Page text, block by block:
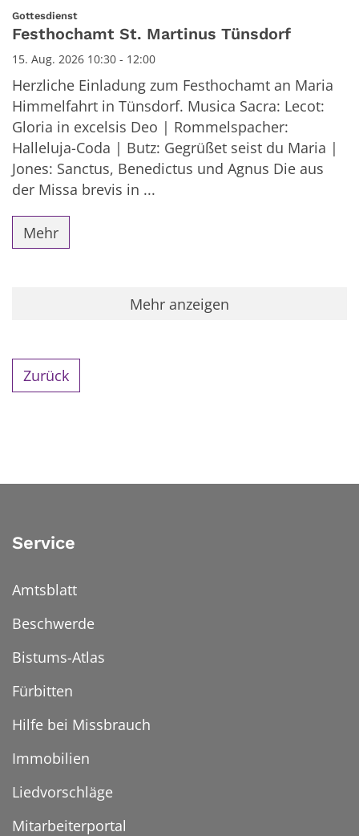
Datum: 15. August 2026
Gottesdienst:
Festhochamt St. Martinus Tünsdorf
15. Aug. 2026 10:30 - 12:00
Herzliche Einladung zum Festhochamt an Maria
Himmelfahrt in Tünsdorf. Musica Sacra: Lecot:
Gloria in excelsis Deo | Rommelspacher:
Halleluja-Coda | Butz: Gegrüßet seist du Maria |
Jones: Sanctus, Benedictus und Agnus Die aus
der Missa brevis in ...
Mehr
Mehr anzeigen
Zurück
Service
Amtsblatt
Beschwerde
Bistums-Atlas
Fürbitten
Hilfe bei Missbrauch
Immobilien
Liedvorschläge
Mitarbeiterportal